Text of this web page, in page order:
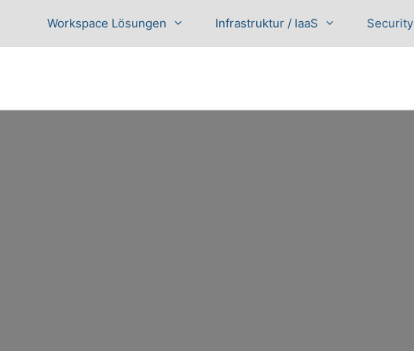
Workspace Lösungen Infrastruktur / IaaS Security